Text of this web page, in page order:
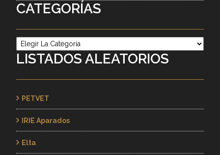
CATEGORÍAS
Categorías
LISTADOS ALEATORIOS
PETVET
IRIE Aparados
Elta